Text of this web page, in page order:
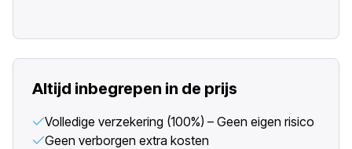
Altijd inbegrepen in de prijs
Volledige verzekering (100%) – Geen eigen risico
Geen verborgen extra kosten